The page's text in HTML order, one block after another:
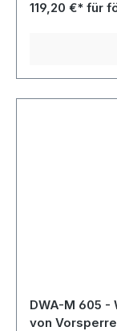
119,20 €* für
DWA-M 605 -
von